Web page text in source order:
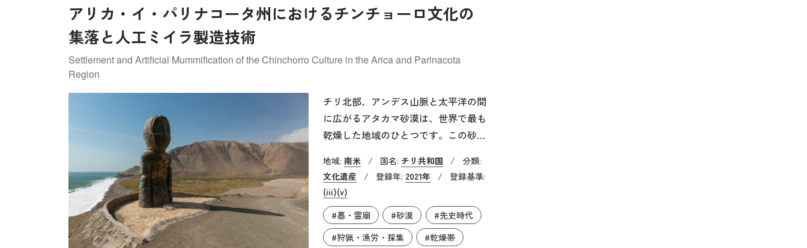
し、紀元前612年に新バビロニアとメ
ディアにより破壊され、その後1～2世
ました。
アリカ・イ・パリナコータ州におけるチンチョーロ文化の
集落と人工ミイラ製造技術
Settlement and Artificial Mummification of the Chinchorro Culture in the Arica and Parinacota
Region
チリ北部、アンデス山脈と太平洋の間
に広がるアタカマ砂漠は、世界で最も
乾燥した地域のひとつです。この砂漠
ごろにかけて、チンチョーロと呼ばれ
る海洋狩猟採集民が暮らしていまし
た。チンチョーロの人々は、過酷な環
境の中で海洋資源に依存した生活を築
いたことが分かっています。居住跡や
地域: 南米 / 国名: チリ共和国 /
分類:
文化遺産
/ 登録年: 2021年 /
登録基準:
(iii)(v)
#墓・霊廟
#砂漠
#先史時代
#狩猟・漁労・採集
#乾燥帯